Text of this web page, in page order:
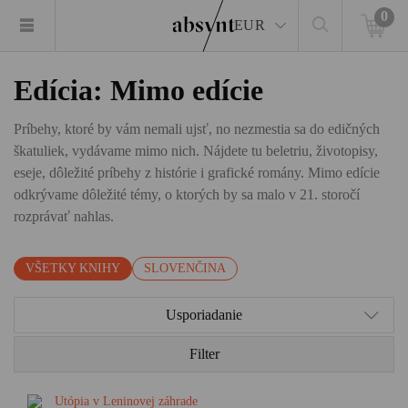
EUR
0
Edícia: Mimo edície
Príbehy, ktoré by vám nemali ujsť, no nezmestia sa do edičných
škatuliek, vydávame mimo nich. Nájdete tu beletriu, životopisy,
eseje, dôležité príbehy z histórie i grafické romány. Mimo edície
odkrývame dôležité témy, o ktorých by sa malo v 21. storočí
rozprávať nahlas.
VŠETKY KNIHY SLOVENČINA
Usporiadanie
Filter